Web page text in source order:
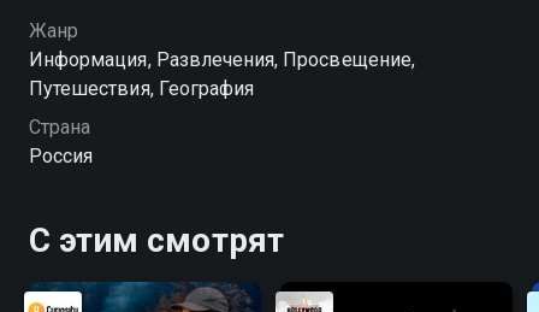
Жанр
Информация, Развлечения, Просвещение,
Путешествия, География
Страна
Россия
С этим смотрят